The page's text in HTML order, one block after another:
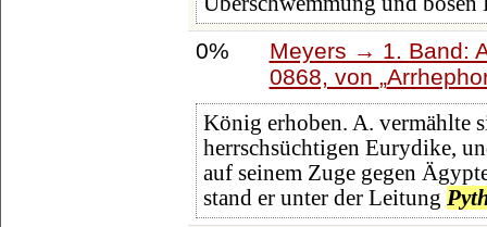
0%
Meyers → 1. Band:
0868, von
König erhoben. A. vermählte
herrschsüchtigen Eurydike,
auf seinem Zuge gegen
stand er unter der Leitung